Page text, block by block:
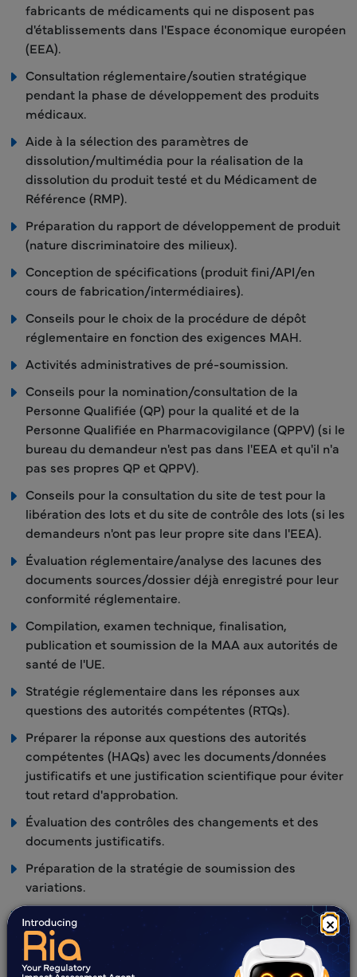
×
fabricants de médicaments qui ne disposent pas
d'établissements dans l'Espace économique européen
(EEA).
Consultation réglementaire/soutien stratégique
pendant la phase de développement des produits
médicaux.
Aide à la sélection des paramètres de
dissolution/multimédia pour la réalisation de la
dissolution du produit testé et du Médicament de
Référence (RMP).
Préparation du rapport de développement de produit
(nature discriminatoire des milieux).
Conception de spécifications (produit fini/API/en
cours de fabrication/intermédiaires).
Conseils pour le choix de la procédure de dépôt
réglementaire en fonction des exigences MAH.
Activités administratives de pré-soumission.
Conseils pour la nomination/consultation de la
Personne Qualifiée (QP) pour la qualité et de la
Personne Qualifiée en Pharmacovigilance (QPPV) (si le
bureau du demandeur n'est pas dans l'EEA et qu'il n'a
pas ses propres QP et QPPV).
Conseils pour la consultation du site de test pour la
libération des lots et du site de contrôle des lots (si les
demandeurs n'ont pas leur propre site dans l'EEA).
Évaluation réglementaire/analyse des lacunes des
documents sources/dossier déjà enregistré pour leur
conformité réglementaire.
Compilation, examen technique, finalisation,
publication et soumission de la MAA aux autorités de
santé de l'UE.
Stratégie réglementaire dans les réponses aux
questions des autorités compétentes (RTQs).
Préparer la réponse aux questions des autorités
compétentes (HAQs) avec les documents/données
justificatifs et une justification scientifique pour éviter
tout retard d'approbation.
Évaluation des contrôles des changements et des
documents justificatifs.
Préparation de la stratégie de soumission des
variations.
Compilation et soumissions des variations et des
renouvellements à la MAA.
Suivi des demandes de renouvellement pour les AMM